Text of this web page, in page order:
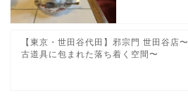
【東京・世田谷代田】邪宗門 世田谷店〜
古道具に包まれた落ち着く空間〜